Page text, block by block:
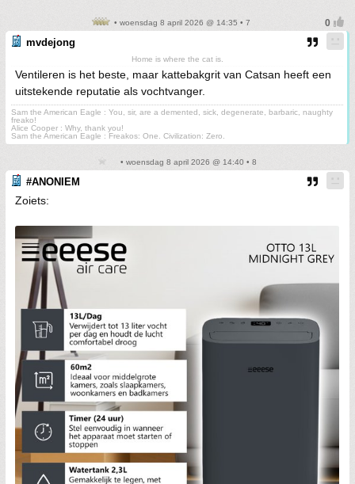
• woensdag 8 april 2026 @ 14:35 • 7
mvdejong
Home is where the cat is.
Ventileren is het beste, maar kattebakgrit van Catsan heeft een
uitstekende reputatie als vochtvanger.
Sam the American Eagle : You, sir, are a demented, sick, degenerate, barbaric, naughty
freako!
Alice Cooper : Why, thank you!
Sam the American Eagle : Freakos: One. Civilization: Zero.
• woensdag 8 april 2026 @ 14:40 • 8
#ANONIEM
Zoiets: